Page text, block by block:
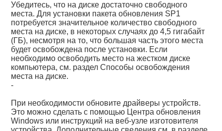
Убедитесь, что на диске достаточно свободного
места. Для установки пакета обновления SP1
потребуется значительное количество свободного
места на диске, в некоторых случаях до 4,5 гигабайт
(ГБ), несмотря на то, что большая часть этого места
будет освобождена после установки. Если
необходимо освободить место на жестком диске
компьютера, см. раздел Способы освобождения
места на диске.
-
При необходимости обновите драйверы устройств.
Это можно сделать с помощью Центра обновления
Windows или инструкций на веб-узле изготовителя